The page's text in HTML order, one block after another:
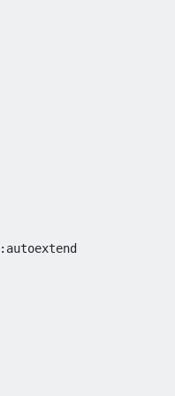
: autoextend